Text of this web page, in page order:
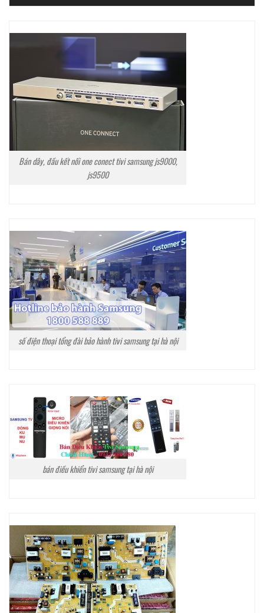
Bán dây, đầu kết nối one conect tivi samsung js9000,
js9500
số điện thoại tổng đài bảo hành tivi samsung tại hà nội
bán điều khiển tivi samsung tại hà nội